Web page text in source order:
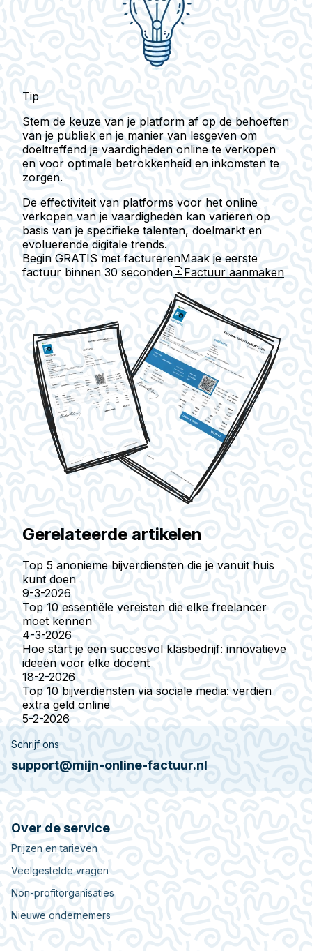
Tip
Stem de keuze van je platform af op de behoeften
van je publiek en je manier van lesgeven om
doeltreffend je vaardigheden online te verkopen
en voor optimale betrokkenheid en inkomsten te
zorgen.
De effectiviteit van platforms voor het online
verkopen van je vaardigheden kan variëren op
basis van je specifieke talenten, doelmarkt en
evoluerende digitale trends.
Begin GRATIS met facturerenMaak je eerste
factuur binnen 30 seconden Factuur aanmaken
Gerelateerde artikelen
Top 5 anonieme bijverdiensten die je vanuit huis
kunt doen
9-3-2026
Top 10 essentiële vereisten die elke freelancer
moet kennen
4-3-2026
Hoe start je een succesvol klasbedrijf: innovatieve
ideeën voor elke docent
18-2-2026
Top 10 bijverdiensten via sociale media: verdien
extra geld online
5-2-2026
Schrijf ons
support@mijn-online-factuur.nl
Over de service
Prijzen en tarieven
Veelgestelde vragen
Non-profitorganisaties
Nieuwe ondernemers